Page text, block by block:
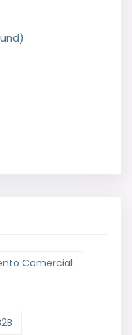
Comercial